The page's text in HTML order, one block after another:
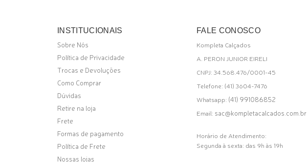
INSTITUCIONAIS
Sobre Nós
Política de Privacidade
Trocas e Devoluções
Como Comprar
Dúvidas
Retire na loja
Frete
Formas de pagamento
Política de Frete
Nossas lojas
FALE CONOSCO
Kompleta Calçados
A. PERON JUNIOR EIRELI
CNPJ: 34.568.476/0001-45
Telefone: (41) 3604-7476
Whatsapp: (41) 991086852
Email: sac@kompletacalcados.com.br
Horário de Atendimento:
Segunda à sexta: das 9h às 19h